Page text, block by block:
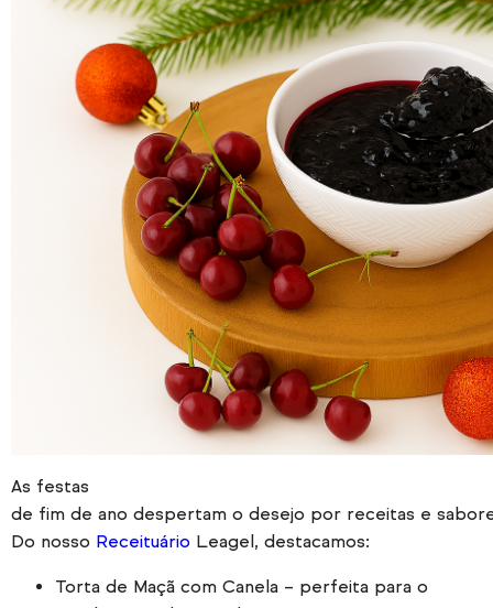
As festas
de fim de ano despertam o desejo por receitas e
Do nosso Receituário Leagel, destacamos:
Torta de Maçã com Canela – perfeita para o